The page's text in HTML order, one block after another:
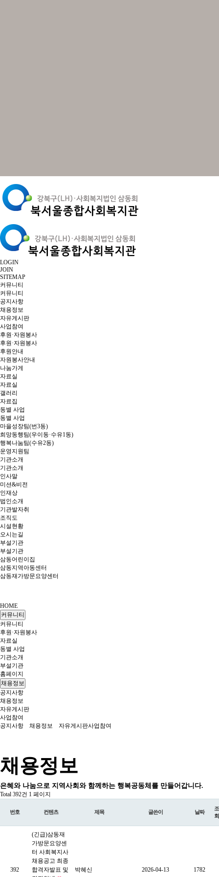
LOGIN
JOIN
SITEMAP
커뮤니티
커뮤니티
공지사항
채용정보
자유게시판
사업참여
후원·자원봉사
후원·자원봉사
후원안내
자원봉사안내
나눔가게
자료실
자료실
갤러리
자료집
동별 사업
동별 사업
마을성장팀(번3동)
희망동행팀(우이동·수유1동)
행복나눔팀(수유2동)
운영지원팀
기관소개
기관소개
인사말
미션&비전
인재상
법인소개
기관발자취
조직도
시설현황
오시는길
부설기관
부설기관
삼동어린이집
삼동지역아동센터
삼동재가방문요양센터
HOME
커뮤니티
커뮤니티
후원·자원봉사
자료실
동별 사업
기관소개
부설기관
홈페이지
채용정보
공지사항
채용정보
자유게시판
사업참여
공지사항
채용정보 자유게시판사업참여
채용정보
은혜와 나눔으로 지역사회와 함께하는 행복공동체를 만들어갑니다.
Total 392건 1 페이지
번호 컨텐츠 제목 글쓴이 날짜
조
회
392
(긴급)삼동재
가방문요양센
터 사회복지사
채용공고 최종
합격자발표 및
박혜신 2026-04-13 1782